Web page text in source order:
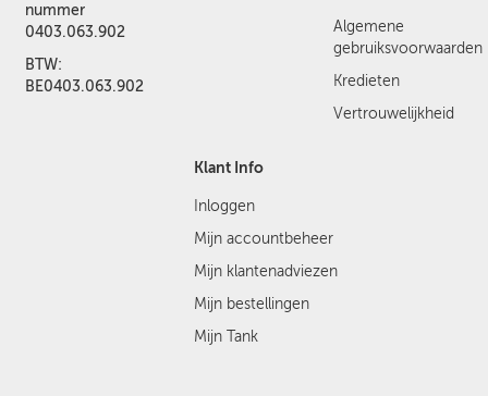
nummer
0403.063.902
BTW:
BE0403.063.902
Algemene
gebruiksvoorwaarden
Kredieten
Vertrouwelijkheid
Klant Info
Inloggen
Mijn accountbeheer
Mijn klantenadviezen
Mijn bestellingen
Mijn Tank